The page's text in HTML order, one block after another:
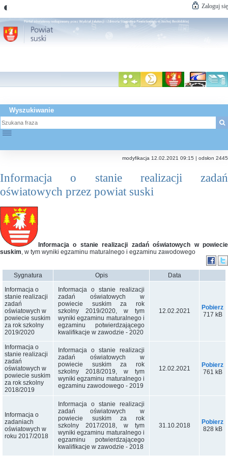
◐ Zaloguj się
Wyszukiwanie
☰
modyfikacja 12.02.2021 09:15 | odsłon 2445
Informacja o stanie realizacji zadań
oświatowych przez powiat suski
Informacja o stanie realizacji zadań oświatowych w powiecie
suskim, w tym wyniki egzaminu maturalnego i egzaminu zawodowego
Sygnatura Opis
Data
Informacja o
stanie realizacji
zadań
oświatowych w
powiecie suskim
za rok szkolny
2019/2020
Informacja o stanie realizacji
zadań oświatowych w
powiecie suskim za rok
szkolny 2019/2020, w tym
wyniki egzaminu maturalnego i
egzaminu potwierdzającego
kwalifikacje w zawodzie - 2020
12.02.2021
Pobierz
717 kB
Informacja o
stanie realizacji
zadań
oświatowych w
powiecie suskim
za rok szkolny
2018/2019
Informacja o stanie realizacji
zadań oświatowych w
powiecie suskim za rok
szkolny 2018/2019, w tym
wyniki egzaminu maturalnego i
egzaminu zawodowego - 2019
12.02.2021
Pobierz
761 kB
Informacja o
zadaniach
oświatowych w
roku 2017/2018
Informacja o stanie realizacji
zadań oświatowych w
powiecie suskim za rok
szkolny 2017/2018, w tym
wyniki egzaminu maturalnego i
egzaminu potwierdzającego
kwalifikacje w zawodzie - 2018
31.10.2018
Pobierz
828 kB